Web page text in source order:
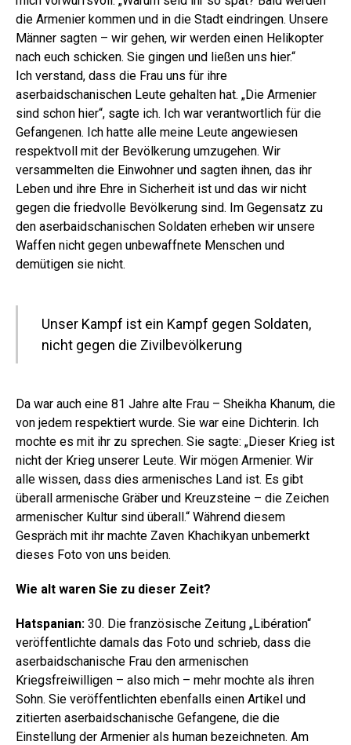
die Armenier kommen und in die Stadt eindringen. Unsere
Männer sagten – wir gehen, wir werden einen Helikopter
nach euch schicken. Sie gingen und ließen uns hier.“
Ich verstand, dass die Frau uns für ihre
aserbaidschanischen Leute gehalten hat. „Die Armenier
sind schon hier“, sagte ich. Ich war verantwortlich für die
Gefangenen. Ich hatte alle meine Leute angewiesen
respektvoll mit der Bevölkerung umzugehen. Wir
versammelten die Einwohner und sagten ihnen, das ihr
Leben und ihre Ehre in Sicherheit ist und das wir nicht
gegen die friedvolle Bevölkerung sind. Im Gegensatz zu
den aserbaidschanischen Soldaten erheben wir unsere
Waffen nicht gegen unbewaffnete Menschen und
demütigen sie nicht.
Unser Kampf ist ein Kampf gegen Soldaten,
nicht gegen die Zivilbevölkerung
Da war auch eine 81 Jahre alte Frau – Sheikha Khanum, die
von jedem respektiert wurde. Sie war eine Dichterin. Ich
mochte es mit ihr zu sprechen. Sie sagte: „Dieser Krieg ist
nicht der Krieg unserer Leute. Wir mögen Armenier. Wir
alle wissen, dass dies armenisches Land ist. Es gibt
überall armenische Gräber und Kreuzsteine – die Zeichen
armenischer Kultur sind überall.“ Während diesem
Gespräch mit ihr machte Zaven Khachikyan unbemerkt
dieses Foto von uns beiden.
Wie alt waren Sie zu dieser Zeit?
Hatspanian: 30. Die französische Zeitung „Libération“
veröffentlichte damals das Foto und schrieb, dass die
aserbaidschanische Frau den armenischen
Kriegsfreiwilligen – also mich – mehr mochte als ihren
Sohn. Sie veröffentlichten ebenfalls einen Artikel und
zitierten aserbaidschanische Gefangene, die die
Einstellung der Armenier als human bezeichneten. Am